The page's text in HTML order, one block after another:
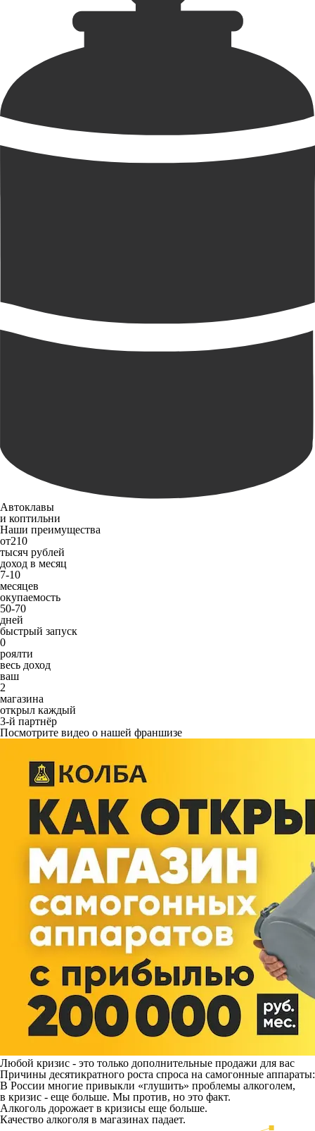
Автоклавы
и коптильни
Наши преимущества
от210
тысяч рублей
доход в месяц
7-10
месяцев
окупаемость
50-70
дней
быстрый запуск
0
роялти
весь доход
ваш
2
магазина
открыл каждый
3-й партнёр
Посмотрите видео о нашей франшизе
Любой кризис - это только дополнительные продажи для вас
Причины десятикратного роста спроса на самогонные аппараты:
В России многие привыкли «глушить» проблемы алкоголем,
в кризис - еще больше. Мы против, но это факт.
Алкоголь дорожает в кризисы еще больше.
Качество алкоголя в магазинах падает.